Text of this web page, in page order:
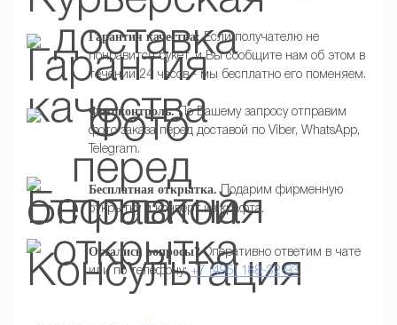
Гарантия качества:Если получателю не
понравится букет, и Вы сообщите нам об этом в
течении 24 часов - мы бесплатно его поменяем.
Фотоконтроль.По Вашему запросу отправим
фото заказа перед доставой по Viber, WhatsApp,
Telegram.
Бесплатная открытка. Подарим фирменную
открытку и конверт из крафта.
Остались вопросы?Оперативно ответим в чате
или по телефону:+7 (495) 188-32-93